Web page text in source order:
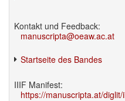
Kontakt und Feedback:
manuscripta@oeaw.ac.at
Startseite des Bandes
IIIF Manifest:
https://manuscripta.at/